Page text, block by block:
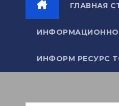
ГЛАВНАЯ
ИНФОРМ РЕСУРС